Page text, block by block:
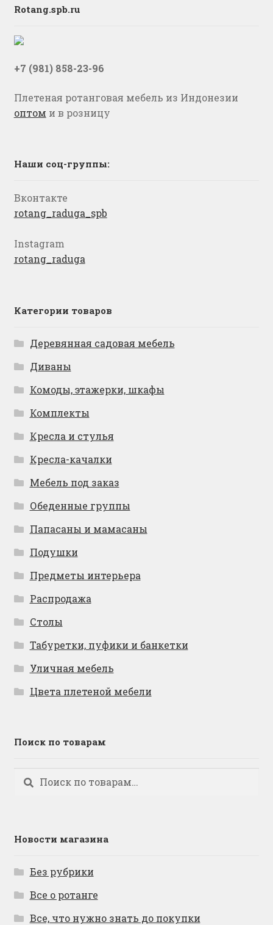
Rotang.spb.ru
+7 (981) 858-23-96
Плетеная ротанговая мебель из Индонезии
оптом и в розницу
Наши соц-группы:
Вконтакте
rotang_raduga_spb
Instagram
rotang_raduga
Категории товаров
Деревянная садовая мебель
Диваны
Комоды, этажерки, шкафы
Комплекты
Кресла и стулья
Кресла-качалки
Мебель под заказ
Обеденные группы
Папасаны и мамасаны
Подушки
Предметы интерьера
Распродажа
Столы
Табуретки, пуфики и банкетки
Уличная мебель
Цвета плетеной мебели
Поиск по товарам
Искать:
Поиск
Новости магазина
Без рубрики
Все о ротанге
Все, что нужно знать до покупки